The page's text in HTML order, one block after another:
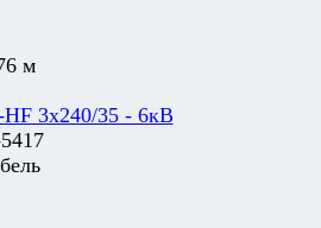
м
3х240/35 - 6кВ